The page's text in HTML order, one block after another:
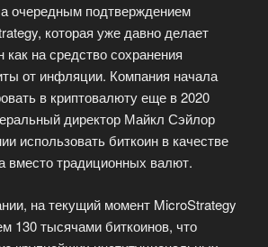
очередным подтверждением
которая уже давно делает
как на средство сохранения
от инфляции. Компания начала
в криптовалюту еще в 2020
директор Майкл Сэйлор
использовать биткоин в качестве
вместо традиционных валют.
на текущий момент MicroStrategy
130 тысячами биткоинов, что